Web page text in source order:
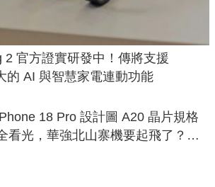
2 官方證實研發中！傳將支援
的 AI 與智慧家電連動功能
18 Pro 設計圖 A20 晶片規格
看光，華強北山寨機要起飛了？專